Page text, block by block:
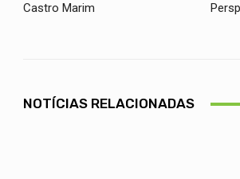
Castro Marim
NOTÍCIAS RELACIONADAS